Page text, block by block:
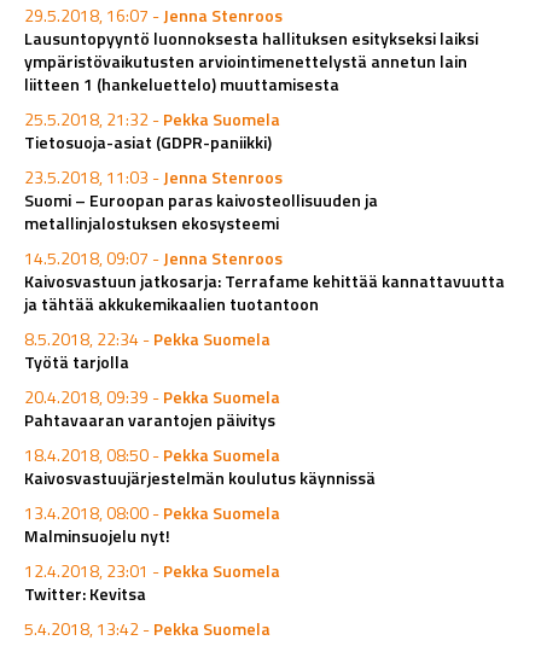
29.5.2018, 16:07 -Jenna Stenroos
Lausuntopyyntö luonnoksesta hallituksen esitykseksi laiksi
ympäristövaikutusten arviointimenettelystä annetun lain
liitteen 1 (hankeluettelo) muuttamisesta
25.5.2018, 21:32 -Pekka Suomela
Tietosuoja-asiat (GDPR-paniikki)
23.5.2018, 11:03 -Jenna Stenroos
Suomi – Euroopan paras kaivosteollisuuden ja
metallinjalostuksen ekosysteemi
14.5.2018, 09:07 -Jenna Stenroos
Kaivosvastuun jatkosarja: Terrafame kehittää kannattavuutta
ja tähtää akkukemikaalien tuotantoon
8.5.2018, 22:34 -Pekka Suomela
Työtä tarjolla
20.4.2018, 09:39 -Pekka Suomela
Pahtavaaran varantojen päivitys
18.4.2018, 08:50 -Pekka Suomela
Kaivosvastuujärjestelmän koulutus käynnissä
13.4.2018, 08:00 -Pekka Suomela
Malminsuojelu nyt!
12.4.2018, 23:01 -Pekka Suomela
Twitter: Kevitsa
5.4.2018, 13:42 -Pekka Suomela